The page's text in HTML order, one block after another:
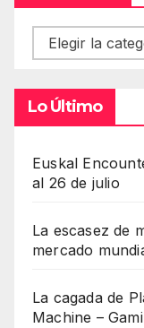
Contenidos
Lo Último
Euskal
al 26 de julio
La escasez de
mercado
La cagada de
Machine –